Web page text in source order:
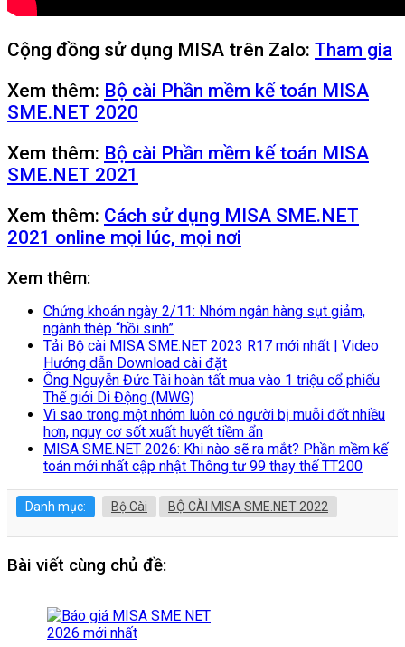
Cộng đồng sử dụng MISA trên Zalo: Tham gia
Xem thêm: Bộ cài Phần mềm kế toán MISA
SME.NET 2020
Xem thêm: Bộ cài Phần mềm kế toán MISA
SME.NET 2021
Xem thêm: Cách sử dụng MISA SME.NET
2021 online mọi lúc, mọi nơi
Xem thêm:
Chứng khoán ngày 2/11: Nhóm ngân hàng sụt giảm,
ngành thép “hồi sinh”
Tải Bộ cài MISA SME.NET 2023 R17 mới nhất | Video
Hướng dẫn Download cài đặt
Ông Nguyễn Đức Tài hoàn tất mua vào 1 triệu cổ phiếu
Thế giới Di Động (MWG)
Vì sao trong một nhóm luôn có người bị muỗi đốt nhiều
hơn, nguy cơ sốt xuất huyết tiềm ẩn
MISA SME.NET 2026: Khi nào sẽ ra mắt? Phần mềm kế
toán mới nhất cập nhật Thông tư 99 thay thế TT200
Danh mục: Bộ Cài BỘ CÀI MISA SME.NET 2022
Bài viết cùng chủ đề: